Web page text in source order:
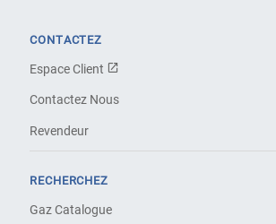
CONTACTEZ
Espace Client
Contactez Nous
Revendeur
RECHERCHEZ
Gaz Catalogue